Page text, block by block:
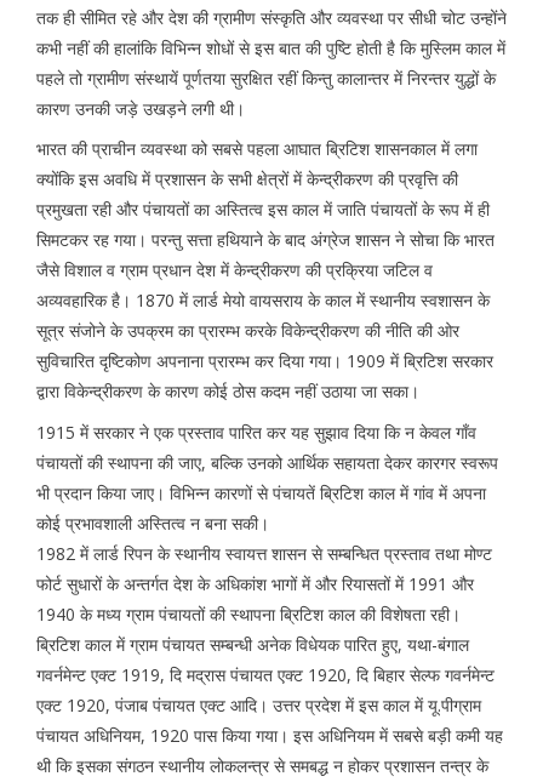
तक ही सीमित रहे और देश की ग्रामीण संस्कृति और व्यवस्था पर सीधी चोट उन्होंने
कभी नहीं की हालांकि विभिन्न शोधों से इस बात की पुष्टि होती है कि मुस्लिम काल में
पहले तो ग्रामीण संस्थायें पूर्णतया सुरक्षित रहीं किन्तु कालान्तर में निरन्तर युद्धों के
कारण उनकी जड़े उखड़ने लगी थी।
भारत की प्राचीन व्यवस्था को सबसे पहला आघात ब्रिटिश शासनकाल में लगा
क्योंकि इस अवधि में प्रशासन के सभी क्षेत्रों में केन्द्रीकरण की प्रवृत्ति की
प्रमुखता रही और पंचायतों का अस्तित्व इस काल में जाति पंचायतों के रूप में ही
सिमटकर रह गया। परन्तु सत्ता हथियाने के बाद अंग्रेज शासन ने सोचा कि भारत
जैसे विशाल व ग्राम प्रधान देश में केन्द्रीकरण की प्रक्रिया जटिल व
अव्यवहारिक है। 1870 में लार्ड मेयो वायसराय के काल में स्थानीय स्वशासन के
सूत्र संजोने के उपक्रम का प्रारम्भ करके विकेन्द्रीकरण की नीति की ओर
सुविचारित दृष्टिकोण अपनाना प्रारम्भ कर दिया गया। 1909 में ब्रिटिश सरकार
द्वारा विकेन्द्रीकरण के कारण कोई ठोस कदम नहीं उठाया जा सका।
1915 में सरकार ने एक प्रस्ताव पारित कर यह सुझाव दिया कि न केवल गाँव
पंचायतों की स्थापना की जाए, बल्कि उनको आर्थिक सहायता देकर कारगर स्वरूप
भी प्रदान किया जाए। विभिन्न कारणों से पंचायतें ब्रिटिश काल में गांव में अपना
कोई प्रभावशाली अस्तित्व न बना सकी।
1982 में लार्ड रिपन के स्थानीय स्वायत्त शासन से सम्बन्धित प्रस्ताव तथा मोण्ट
फोर्ट सुधारों के अन्तर्गत देश के अधिकांश भागों में और रियासतों में 1991 और
1940 के मध्य ग्राम पंचायतों की स्थापना ब्रिटिश काल की विशेषता रही।
ब्रिटिश काल में ग्राम पंचायत सम्बन्धी अनेक विधेयक पारित हुए, यथा-बंगाल
गवर्नमेन्ट एक्ट 1919, दि मद्रास पंचायत एक्ट 1920, दि बिहार सेल्फ गवर्नमेन्ट
एक्ट 1920, पंजाब पंचायत एक्ट आदि। उत्तर प्रदेश में इस काल में यू.पीग्राम
पंचायत अधिनियम, 1920 पास किया गया। इस अधिनियम में सबसे बड़ी कमी यह
थी कि इसका संगठन स्थानीय लोकलन्त्र से समबद्ध न होकर प्रशासन तन्त्र के